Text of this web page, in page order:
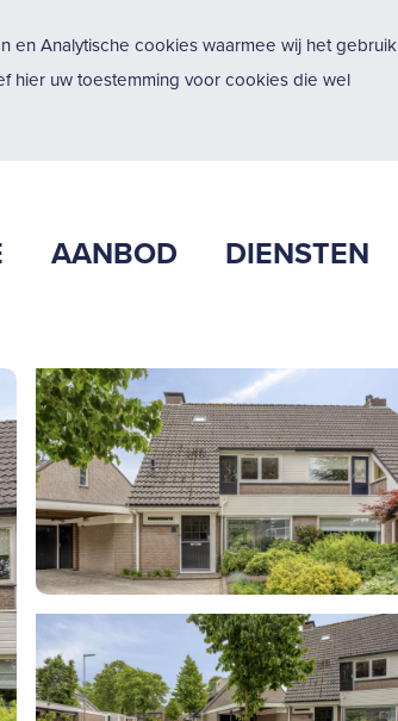
en Analytische cookies waarmee wij het gebruik
hier uw toestemming voor cookies die wel
AANBOD DIENSTEN